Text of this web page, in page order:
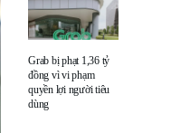
Grab bị phạt 1,36 tỷ
đồng vì vi phạm
quyền lợi người tiêu
dùng